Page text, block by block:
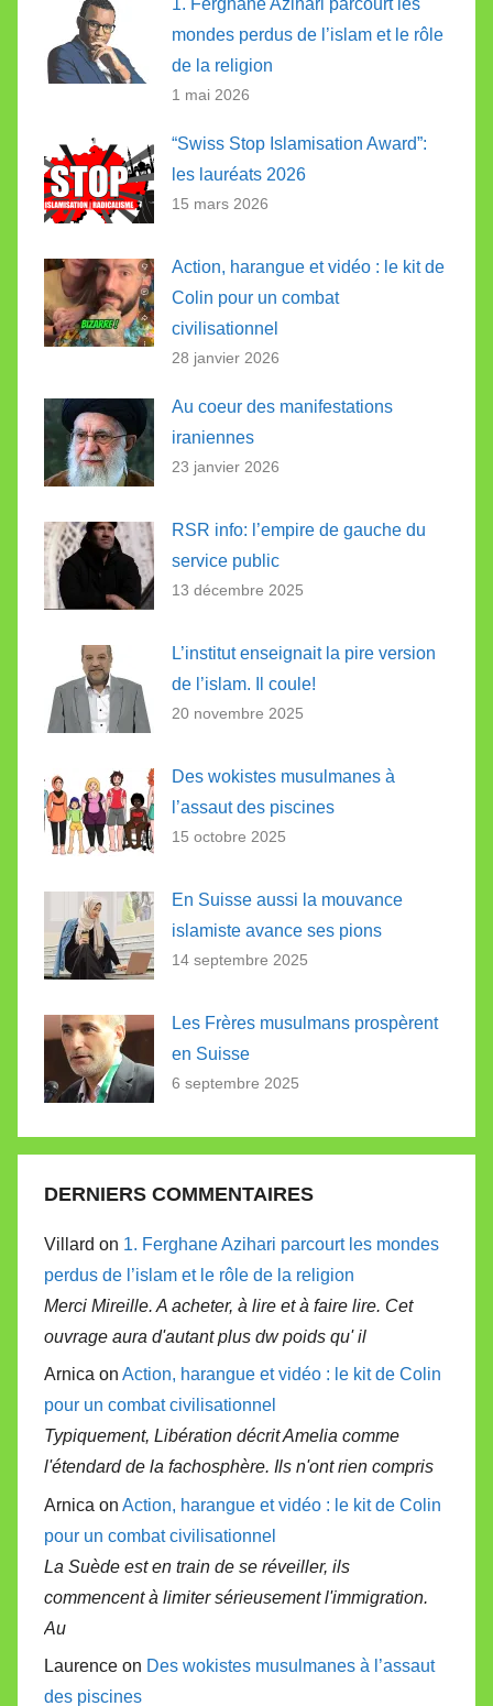
mondes perdus de l’islam et le rôle
de la religion
1 mai 2026
“Swiss Stop Islamisation Award”:
les lauréats 2026
15 mars 2026
Action, harangue et vidéo : le kit de
Colin pour un combat
civilisationnel
28 janvier 2026
Au coeur des manifestations
iraniennes
23 janvier 2026
RSR info: l’empire de gauche du
service public
13 décembre 2025
L’institut enseignait la pire version
de l’islam. Il coule!
20 novembre 2025
Des wokistes musulmanes à
l’assaut des piscines
15 octobre 2025
En Suisse aussi la mouvance
islamiste avance ses pions
14 septembre 2025
Les Frères musulmans prospèrent
en Suisse
6 septembre 2025
DERNIERS COMMENTAIRES
Villard on 1. Ferghane Azihari parcourt les mondes
perdus de l’islam et le rôle de la religion
Merci Mireille. A acheter, à lire et à faire lire. Cet
ouvrage aura d'autant plus dw poids qu' il
Arnica on Action, harangue et vidéo : le kit de Colin
pour un combat civilisationnel
Typiquement, Libération décrit Amelia comme
l'étendard de la fachosphère. Ils n'ont rien compris
Arnica on Action, harangue et vidéo : le kit de Colin
pour un combat civilisationnel
La Suède est en train de se réveiller, ils
commencent à limiter sérieusement l'immigration.
Au
Laurence on Des wokistes musulmanes à l’assaut
des piscines